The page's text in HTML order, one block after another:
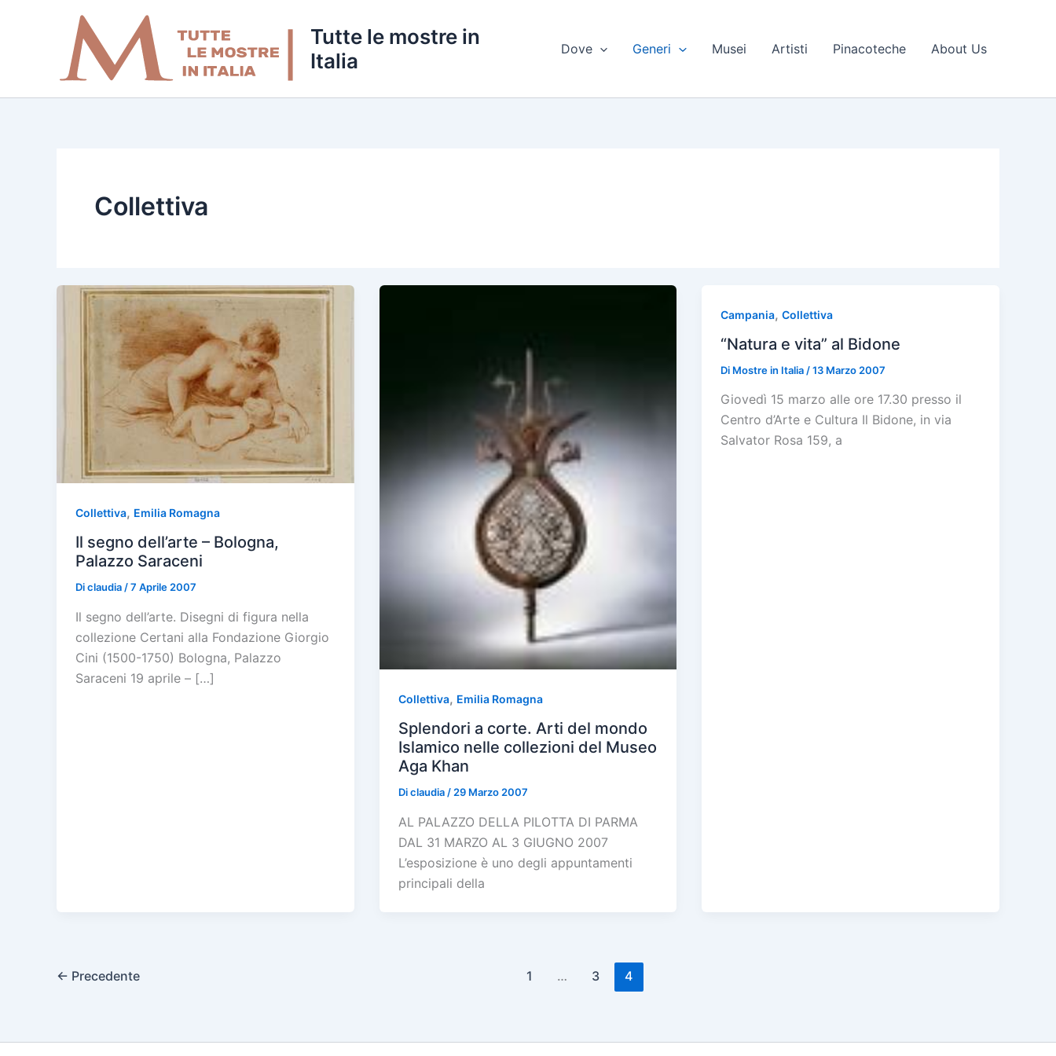
Tutte le mostre in
Italia
Dove Generi Musei Artisti Pinacoteche About Us
Collettiva
Collettiva, Emilia Romagna
Il segno dell’arte – Bologna,
Palazzo Saraceni
Diclaudia /7 Aprile 2007
Il segno dell’arte. Disegni di figura nella
collezione Certani alla Fondazione Giorgio
Cini (1500-1750) Bologna, Palazzo
Saraceni 19 aprile – […]
Collettiva, Emilia Romagna
Splendori a corte. Arti del mondo
Islamico nelle collezioni del Museo
Aga Khan
Diclaudia / 29 Marzo 2007
AL PALAZZO DELLA PILOTTA DI PARMA
DAL 31 MARZO AL 3 GIUGNO 2007
L’esposizione è uno degli appuntamenti
principali della
Campania,Collettiva
“Natura e vita” al Bidone
Di Mostre in Italia /13 Marzo 2007
Giovedì 15 marzo alle ore 17.30 presso il
Centro d’Arte e Cultura Il Bidone, in via
Salvator Rosa 159, a
← Precedente 1 … 3 4